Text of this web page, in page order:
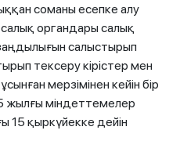
соманы есепке алу
органдары салық
салыстырып
тексеру кірістер мен
мерзімінен кейін бір
жылғы міндеттемелер
15 қыркүйекке дейін